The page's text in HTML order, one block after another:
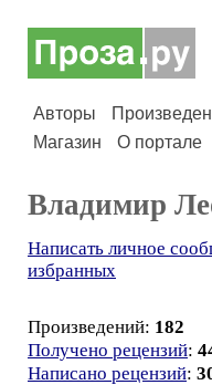
Авторы
Магазин
О портале
Владимир
Написать личное
избранных
Произведений: 182
Получено рецензий:
Написано рецензий: